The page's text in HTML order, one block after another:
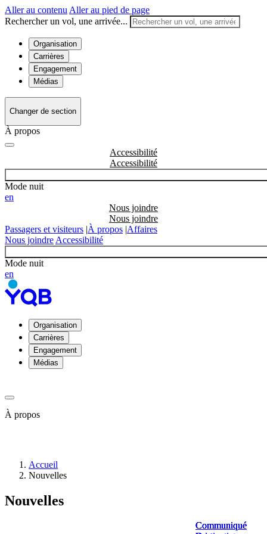
Aller au contenu Aller au pied de page
Rechercher un vol, une arrivée...
Organisation
Carrières
Engagement
Médias
Changer de section
À propos
Accessibilité
Mode nuit
en
Nous joindre
Passagers et visiteurs |À propos |Affaires
Nous joindre Accessibilité
Mode nuit
en
Organisation
Carrières
Engagement
Médias
À propos
propos
de
Direction
et
Accueil
Nouvelles
Nouvelles
Communiqué
Communiqué
Communiqué
Communiqué